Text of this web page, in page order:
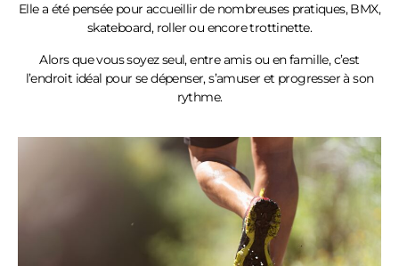
Elle a été pensée pour accueillir de nombreuses pratiques, BMX,
skateboard, roller ou encore trottinette.
Alors que vous soyez seul, entre amis ou en famille, c’est
l’endroit idéal pour se dépenser, s’amuser et progresser à son
rythme.